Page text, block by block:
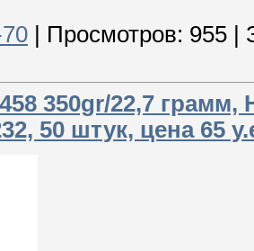
Просмотров: 955
350gr/22,7
50 штук, цена 65